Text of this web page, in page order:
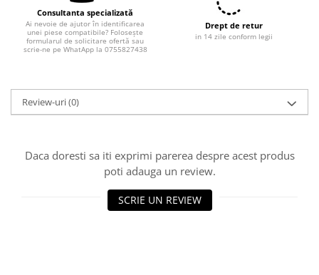
■ Filtre agent racire
► Piese auto
Filtre
Filtre agent racire
Accesorii filtre
Filtre combustibil
Consultanta specializată
Ai nevoie de ajutor în identificarea
unei piese compatibile? Folosește
formularul de solicitare ofertă sau
scrie-ne pe WhatApp la 0755827438
Drept de retur
in 14 zile conform legii
Review-uri(0)
Daca doresti sa iti exprimi parerea despre acest produs
poti adauga un review.
SCRIE UN REVIEW